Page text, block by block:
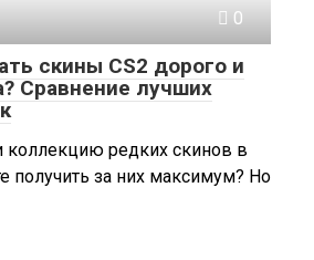
0
скины CS2 дорого и
Сравнение лучших
коллекцию редких скинов в
получить за них максимум? Но